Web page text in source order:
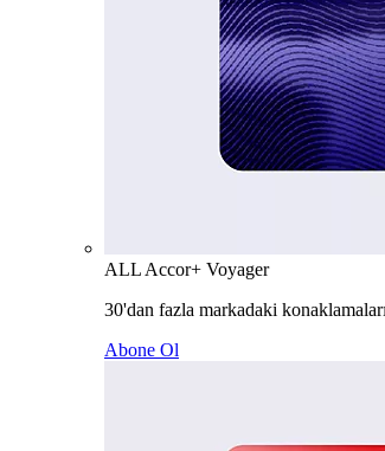
ALL Accor+ Voyager
30'dan fazla markadaki
Abone Ol